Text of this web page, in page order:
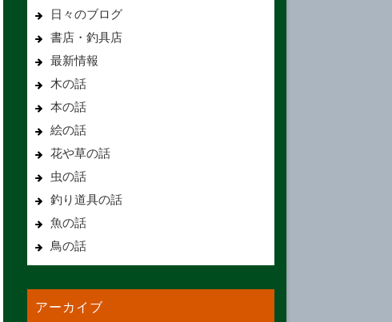
日々のブログ
書店・釣具店
最新情報
木の話
本の話
絵の話
花や草の話
虫の話
釣り道具の話
魚の話
鳥の話
アーカイブ